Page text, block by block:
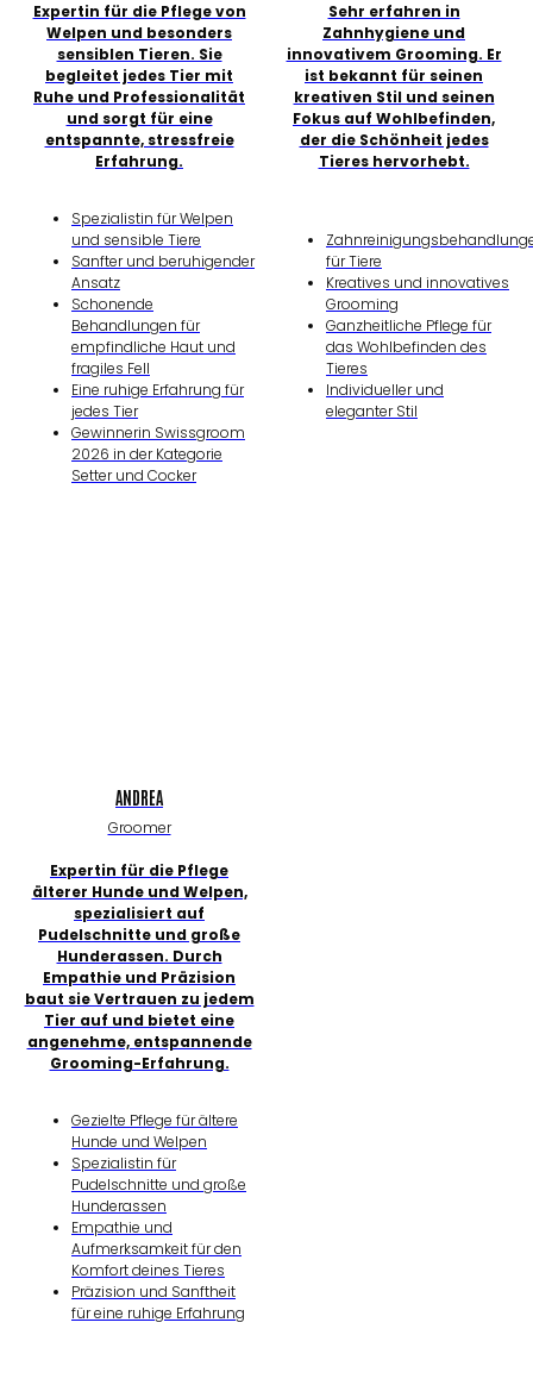
Expertin für die Pflege von
Welpen und besonders
sensiblen Tieren. Sie
begleitet jedes Tier mit
Ruhe und Professionalität
und sorgt für eine
entspannte, stressfreie
Erfahrung.
Spezialistin für Welpen
und sensible Tiere
Sanfter und beruhigender
Ansatz
Schonende
Behandlungen für
empfindliche Haut und
fragiles Fell
Eine ruhige Erfahrung für
jedes Tier
Gewinnerin Swissgroom
2026 in der Kategorie
Setter und Cocker
Sehr erfahren in
Zahnhygiene und
innovativem Grooming. Er
ist bekannt für seinen
kreativen Stil und seinen
Fokus auf Wohlbefinden,
der die Schönheit jedes
Tieres hervorhebt.
für Tiere
Kreatives und innovatives
Grooming
Ganzheitliche Pflege für
das Wohlbefinden des
Tieres
Individueller und
eleganter Stil
ANDREA
Groomer
Expertin für die Pflege
älterer Hunde und Welpen,
spezialisiert auf
Pudelschnitte und große
Hunderassen. Durch
Empathie und Präzision
baut sie Vertrauen zu jedem
Tier auf und bietet eine
angenehme, entspannende
Grooming-Erfahrung.
Gezielte Pflege für ältere
Hunde und Welpen
Spezialistin für
Pudelschnitte und große
Hunderassen
Empathie und
Aufmerksamkeit für den
Komfort deines Tieres
Präzision und Sanftheit
für eine ruhige Erfahrung